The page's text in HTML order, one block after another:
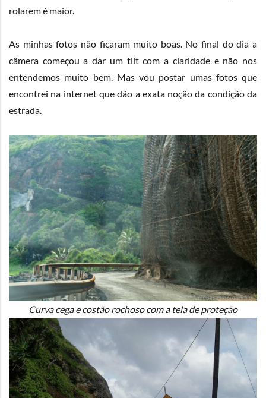
rolarem é maior.
As minhas fotos não ficaram muito boas. No final do dia a
câmera começou a dar um tilt com a claridade e não nos
entendemos muito bem. Mas vou postar umas fotos que
encontrei na internet que dão a exata noção da condição da
estrada.
Curva cega e costão rochoso com a tela de proteção